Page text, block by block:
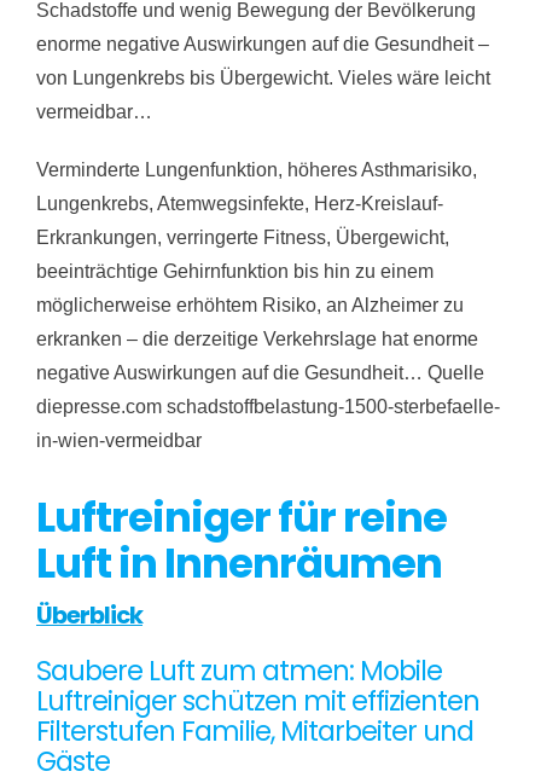
Schadstoffe und wenig Bewegung der Bevölkerung
enorme negative Auswirkungen auf die Gesundheit –
von Lungenkrebs bis Übergewicht. Vieles wäre leicht
vermeidbar…
Verminderte Lungenfunktion, höheres Asthmarisiko,
Lungenkrebs, Atemwegsinfekte, Herz-Kreislauf-
Erkrankungen, verringerte Fitness, Übergewicht,
beeinträchtige Gehirnfunktion bis hin zu einem
möglicherweise erhöhtem Risiko, an Alzheimer zu
erkranken – die derzeitige Verkehrslage hat enorme
negative Auswirkungen auf die Gesundheit… Quelle
diepresse.com schadstoffbelastung-1500-sterbefaelle-
in-wien-vermeidbar
Luftreiniger für reine
Luft in Innenräumen
Überblick
Saubere Luft zum atmen: Mobile
Luftreiniger schützen mit effizienten
Filterstufen Familie, Mitarbeiter und
Gäste